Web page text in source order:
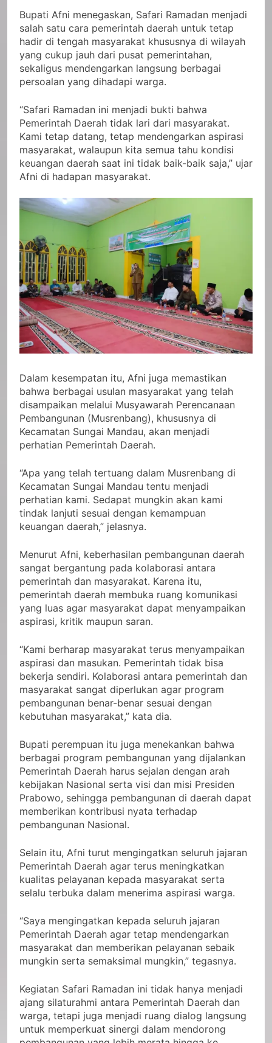
Bupati Afni menegaskan, Safari Ramadan menjadi
salah satu cara pemerintah daerah untuk tetap
hadir di tengah masyarakat khususnya di wilayah
yang cukup jauh dari pusat pemerintahan,
sekaligus mendengarkan langsung berbagai
persoalan yang dihadapi warga.
“Safari Ramadan ini menjadi bukti bahwa
Pemerintah Daerah tidak lari dari masyarakat.
Kami tetap datang, tetap mendengarkan aspirasi
masyarakat, walaupun kita semua tahu kondisi
keuangan daerah saat ini tidak baik-baik saja,” ujar
Afni di hadapan masyarakat.
Dalam kesempatan itu, Afni juga memastikan
bahwa berbagai usulan masyarakat yang telah
disampaikan melalui Musyawarah Perencanaan
Pembangunan (Musrenbang), khususnya di
Kecamatan Sungai Mandau, akan menjadi
perhatian Pemerintah Daerah.
“Apa yang telah tertuang dalam Musrenbang di
Kecamatan Sungai Mandau tentu menjadi
perhatian kami. Sedapat mungkin akan kami
tindak lanjuti sesuai dengan kemampuan
keuangan daerah,” jelasnya.
Menurut Afni, keberhasilan pembangunan daerah
sangat bergantung pada kolaborasi antara
pemerintah dan masyarakat. Karena itu,
pemerintah daerah membuka ruang komunikasi
yang luas agar masyarakat dapat menyampaikan
aspirasi, kritik maupun saran.
“Kami berharap masyarakat terus menyampaikan
aspirasi dan masukan. Pemerintah tidak bisa
bekerja sendiri. Kolaborasi antara pemerintah dan
masyarakat sangat diperlukan agar program
pembangunan benar-benar sesuai dengan
kebutuhan masyarakat,” kata dia.
Bupati perempuan itu juga menekankan bahwa
berbagai program pembangunan yang dijalankan
Pemerintah Daerah harus sejalan dengan arah
kebijakan Nasional serta visi dan misi Presiden
Prabowo, sehingga pembangunan di daerah dapat
memberikan kontribusi nyata terhadap
pembangunan Nasional.
Selain itu, Afni turut mengingatkan seluruh jajaran
Pemerintah Daerah agar terus meningkatkan
kualitas pelayanan kepada masyarakat serta
selalu terbuka dalam menerima aspirasi warga.
“Saya mengingatkan kepada seluruh jajaran
Pemerintah Daerah agar tetap mendengarkan
masyarakat dan memberikan pelayanan sebaik
mungkin serta semaksimal mungkin,” tegasnya.
Kegiatan Safari Ramadan ini tidak hanya menjadi
ajang silaturahmi antara Pemerintah Daerah dan
warga, tetapi juga menjadi ruang dialog langsung
untuk memperkuat sinergi dalam mendorong